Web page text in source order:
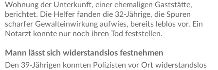
Wohnung der Unterkunft, einer ehemaligen Gaststätte,
berichtet. Die Helfer fanden die 32-Jährige, die Spuren
scharfer Gewalteinwirkung aufwies, bereits leblos vor. Ein
Notarzt konnte nur noch ihren Tod feststellen.
Mann lässt sich widerstandslos festnehmen
Den 39-Jährigen konnten Polizisten vor Ort widerstandslos